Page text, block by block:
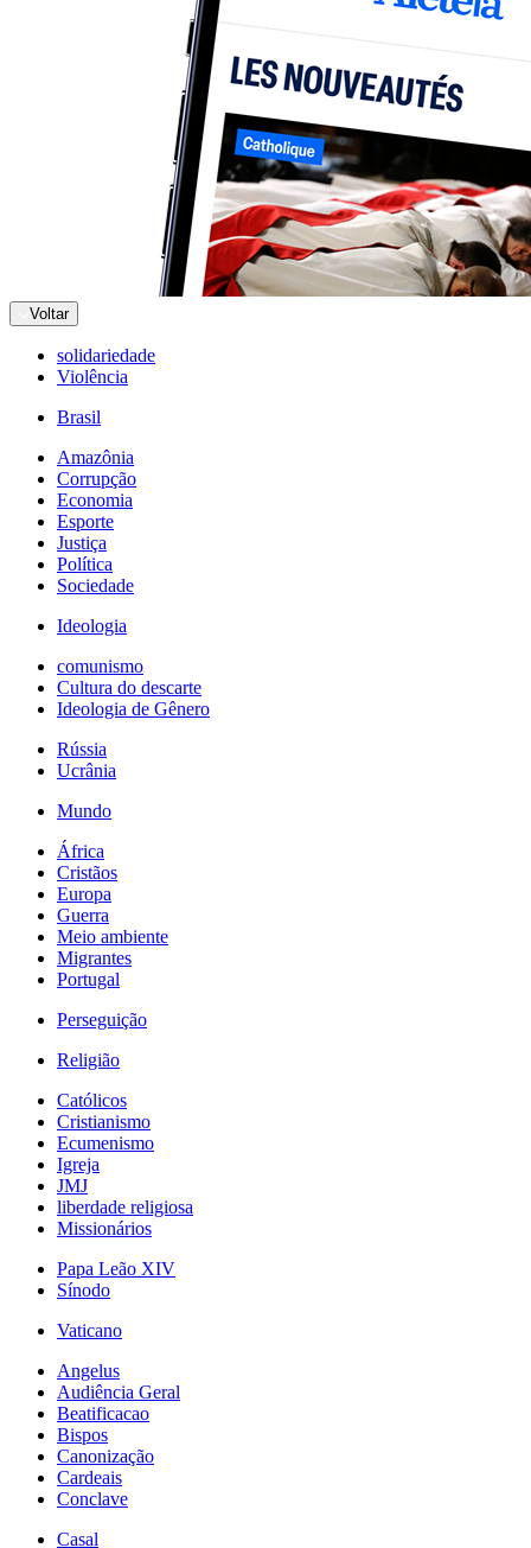
Voltar
solidariedade
Violência
Brasil
Amazônia
Corrupção
Economia
Esporte
Justiça
Política
Sociedade
Ideologia
comunismo
Cultura do descarte
Ideologia de Gênero
Rússia
Ucrânia
Mundo
África
Cristãos
Europa
Guerra
Meio ambiente
Migrantes
Portugal
Perseguição
Religião
Católicos
Cristianismo
Ecumenismo
Igreja
JMJ
liberdade religiosa
Missionários
Papa Leão XIV
Sínodo
Vaticano
Angelus
Audiência Geral
Beatificacao
Bispos
Canonização
Cardeais
Conclave
Casal